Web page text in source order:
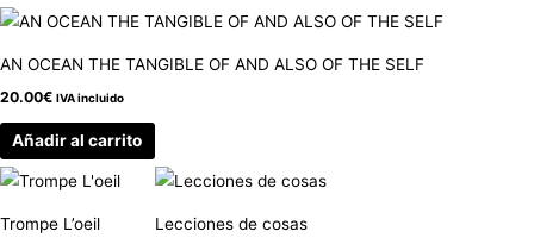
AN OCEAN THE TANGIBLE OF AND ALSO OF THE SELF
20.00€ IVA incluido
Añadir al carrito
Trompe L’oeil Lecciones de cosas